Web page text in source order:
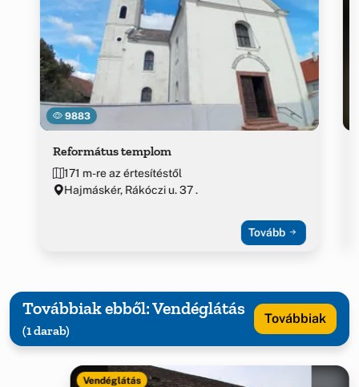
9883
Református templom
171 m-re az értesítéstől
Hajmáskér, Rákóczi u. 37 .
Tovább
Továbbiak ebből: Vendéglátás
(1 darab)
Továbbiak
Vendéglátás